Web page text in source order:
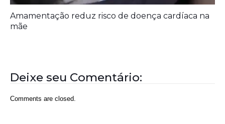
Amamentação reduz risco de doença cardíaca na
mãe
Deixe seu Comentário:
Comments are closed.